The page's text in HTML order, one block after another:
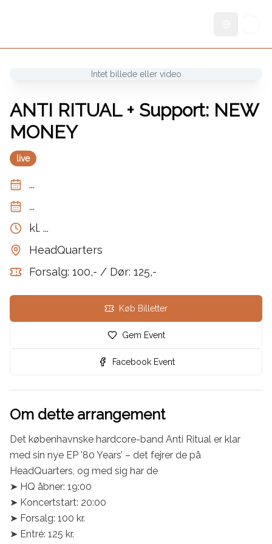
Intet billede eller video
ANTI RITUAL + Support: NEW
MONEY
live
...
...
kl. ...
HeadQuarters
Forsalg: 100,- / Dør: 125,-
Køb Billetter
Gem Event
Facebook Event
Om dette arrangement
Det københavnske hardcore-band Anti Ritual er klar
med sin nye EP ’80 Years’ – det fejrer de på
HeadQuarters, og med sig har de
➤ HQ åbner: 19:00
➤ Koncertstart: 20:00
➤ Forsalg: 100 kr.
➤ Entré: 125 kr.